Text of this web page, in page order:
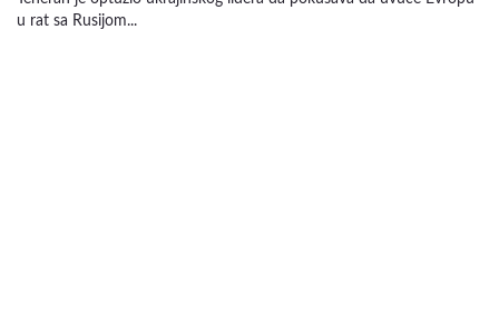
u rat sa Rusijom...